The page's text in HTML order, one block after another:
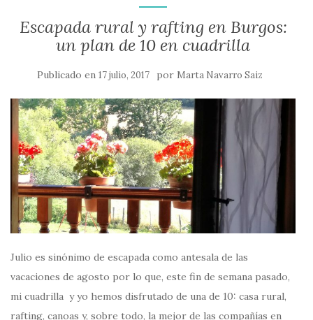
Escapada rural y rafting en Burgos:
un plan de 10 en cuadrilla
Publicado en 17 julio, 2017 por Marta Navarro Saiz
Julio es sinónimo de escapada como antesala de las
vacaciones de agosto por lo que, este fin de semana pasado,
mi cuadrilla y yo hemos disfrutado de una de 10: casa rural,
rafting, canoas y, sobre todo, la mejor de las compañías en